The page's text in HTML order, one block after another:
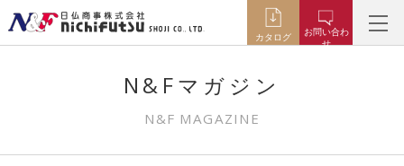
カタログ
お問い合わ
せ
N&Fマガジン
N&F MAGAZINE